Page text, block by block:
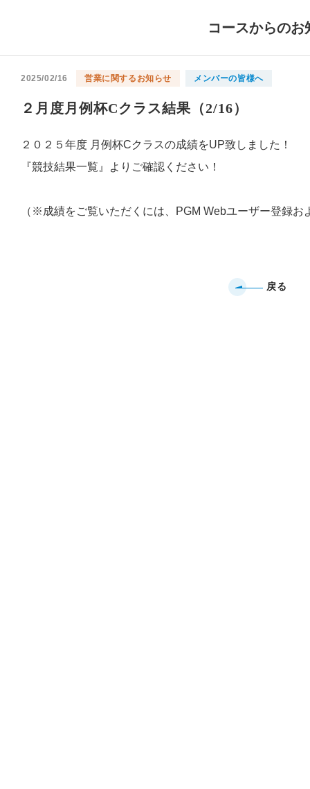
コースからのお
2025/02/16 営業に関するお知らせ メンバーの皆様へ
２月度月例杯Cクラス結果（2/16）
２０２５年度 月例杯Cクラスの成績をUP致しました！
『競技結果一覧』よりご確認ください！
（※成績をご覧いただくには、PGM Webユーザー登録
戻る